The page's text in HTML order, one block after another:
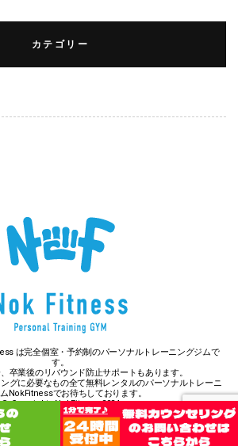
カテゴリー
は完全個室・予約制のパーソナルトレーニングジムで
す。
卒業後のリバウンド防止サポートもあります。
グに必要なもの全て無料レンタルのパーソナルトレーニ
NokFitnessでお待ちしております。
© Copyright - NokFitness 2024